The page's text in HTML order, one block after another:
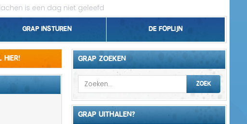
is een dag niet geleefd
Grap insturen De foplijn
Bel grappen
Topgrappen
18+ en Relatie
hier! GRAP ZOEKEN
ZOEK
GRAP UITHALEN?